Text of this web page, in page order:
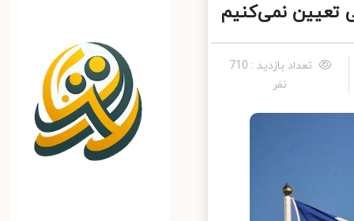
تعیین نمی‌کنیم
تعداد بازدید : 710
نفر